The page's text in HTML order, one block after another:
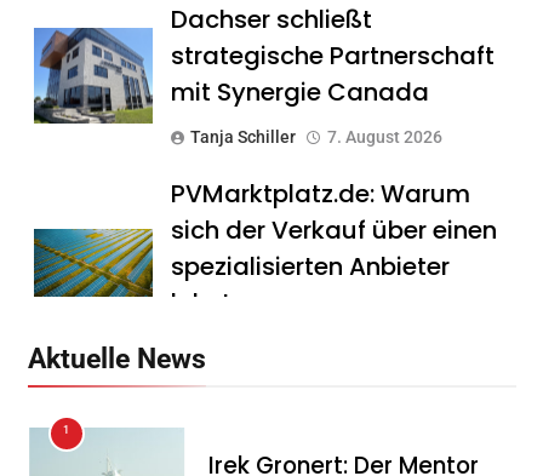
Dachser schließt
strategische Partnerschaft
mit Synergie Canada
Tanja Schiller 7. August 2026
PVMarktplatz.de: Warum
sich der Verkauf über einen
spezialisierten Anbieter
lohnt
Aktuelle News
1
Irek Gronert: Der Mentor